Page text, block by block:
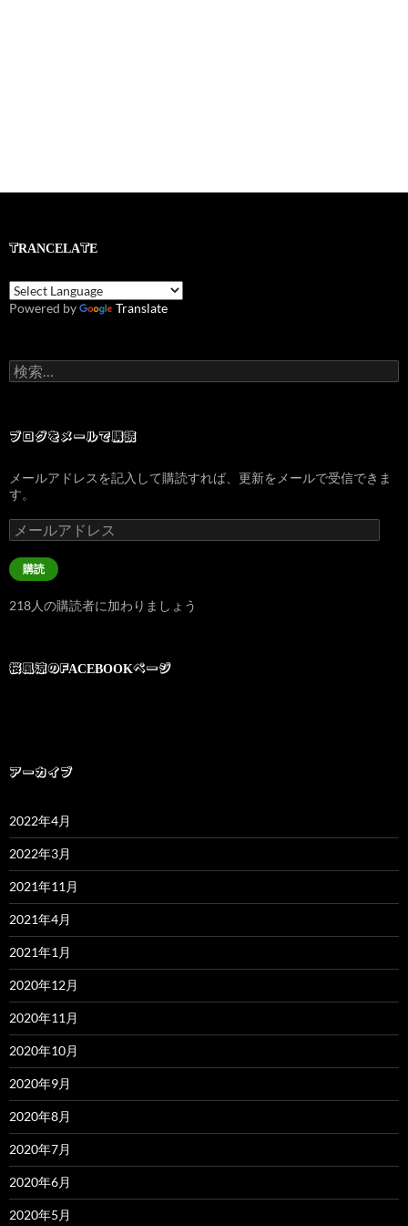
TRANCELATE
Powered by Translate
検
索:
ブログをメールで購読
メールアドレスを記入して購読すれば、更新をメールで受信できま
す。
メ
ー
ル
ア
レ
購読
218人の購読者に加わりましょう
桜風涼のFACEBOOKページ
アーカイブ
2022年4月
2022年3月
2021年11月
2021年4月
2021年1月
2020年12月
2020年11月
2020年10月
2020年9月
2020年8月
2020年7月
2020年6月
2020年5月